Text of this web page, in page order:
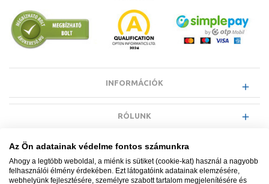
INFORMÁCIÓK
RÓLUNK
EGYÉB INFORMÁCIÓK
VÁSÁRLÓI INFORMÁCIÓK
Az Ön adatainak védelme fontos számunkra
Ahogy a legtöbb weboldal, a miénk is sütiket (cookie-kat) használ a nagyobb
felhasználói élmény érdekében. Ezt látogatóink adatainak elemzésére,
webhelyünk fejlesztésére, személyre szabott tartalom megjelenítésére és